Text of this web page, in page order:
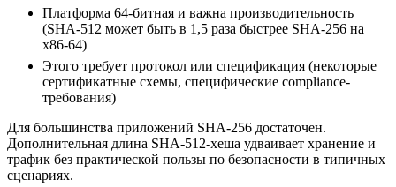
Платформа 64-битная и важна производительность
(SHA-512 может быть в 1,5 раза быстрее SHA-256 на
x86-64)
Этого требует протокол или спецификация (некоторые
сертификатные схемы, специфические compliance-
требования)
Для большинства приложений SHA-256 достаточен.
Дополнительная длина SHA-512-хеша удваивает хранение и
трафик без практической пользы по безопасности в типичных
сценариях.